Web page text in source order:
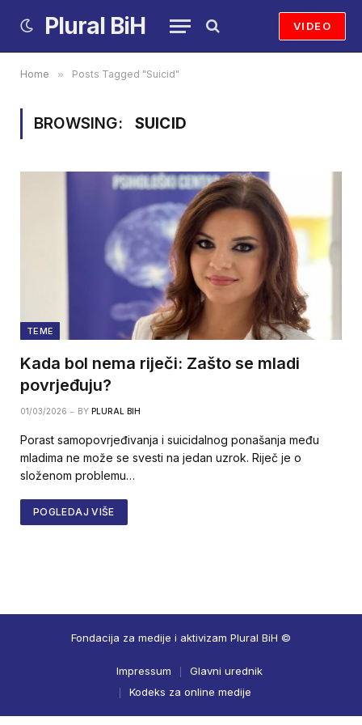
Plural BiH VIDEO
Home » Posts Tagged "Suicid"
BROWSING: SUICID
TEME
Kada bol nema riječi: Zašto se mladi
povrjeđuju?
01/03/2026 BY PLURAL BIH
Porast samopovrjeđivanja i suicidalnog ponašanja među
mladima ne može se svesti na jedan uzrok. Riječ je o
složenom problemu…
POGLEDAJ VIŠE
Fondacija za medije i aktivizam Plural BiH ©
Impressum
Glavni urednik
Kodeks za online medije